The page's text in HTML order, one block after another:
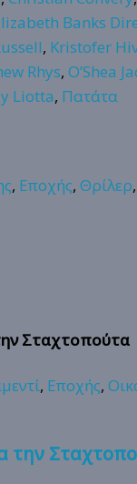
Banks
, Kristofer
Rhys, O’Shea
Liotta, Πατάτα
, Εποχής, Θρίλερ,
Σταχτοπούτα
, Εποχής,
την